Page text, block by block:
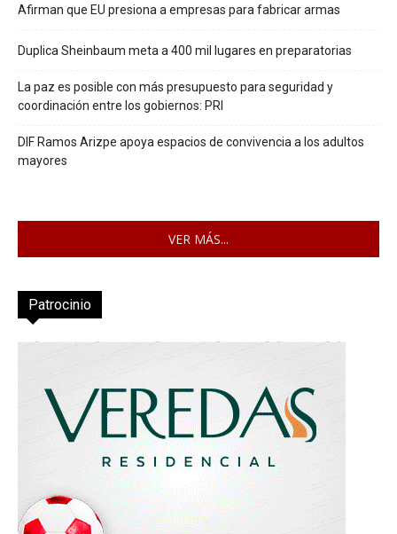
Afirman que EU presiona a empresas para fabricar armas
Duplica Sheinbaum meta a 400 mil lugares en preparatorias
La paz es posible con más presupuesto para seguridad y
coordinación entre los gobiernos: PRI
DIF Ramos Arizpe apoya espacios de convivencia a los adultos
mayores
VER MÁS...
Patrocinio